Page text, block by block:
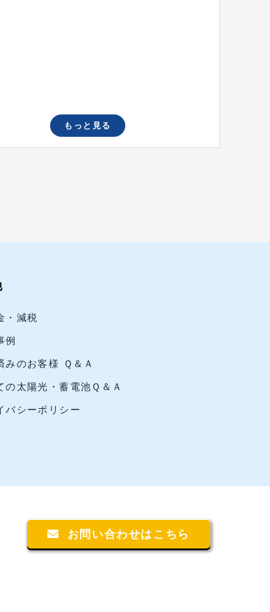
もっと見る
・減税
例
みのお客様 Ｑ＆Ａ
の太陽光・蓄電池Ｑ＆Ａ
バシーポリシー
お問い合わせはこちら